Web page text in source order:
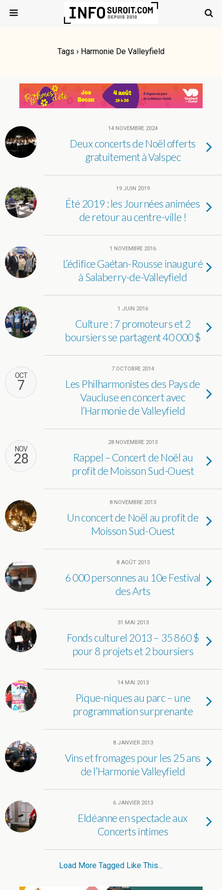
Tags › Harmonie De Valleyfield
14 NOVEMBRE 2024
Deux concerts de Noël offerts
gratuitement à Valspec
19 JUIN 2019
Été 2019 : les Journées animées
de retour au centre-ville !
1 NOVEMBRE 2016
L’édifice Gaétan-Rousse inauguré
à Salaberry-de-Valleyfield
1 JUIN 2016
Culture : 7 promoteurs et 2
boursiers se partagent 40 000 $
OCT
7
7 OCTOBRE 2014
Les Philharmonistes des Pays de
Vaucluse en concert avec
l’Harmonie de Valleyfield
NOV
28
28 NOVEMBRE 2013
Rappel – Concert de Noël au
profit de Moisson Sud-Ouest
8 NOVEMBRE 2013
Un concert de Noël au profit de
Moisson Sud-Ouest
8 AOÛT 2013
6 000 personnes au 10e Festival
des Arts
31 MAI 2013
Fonds culturel 2013 – 35 860 $
pour 8 projets et 2 boursiers
14 MAI 2013
Pique-niques au parc – une
programmation surprenante
8 JANVIER 2013
Vins et fromages pour les 25 ans
de l’Harmonie Valleyfield
6 JANVIER 2013
Eldéanne en spectacle aux
Concerts intimes
Load More Tagged Like This…